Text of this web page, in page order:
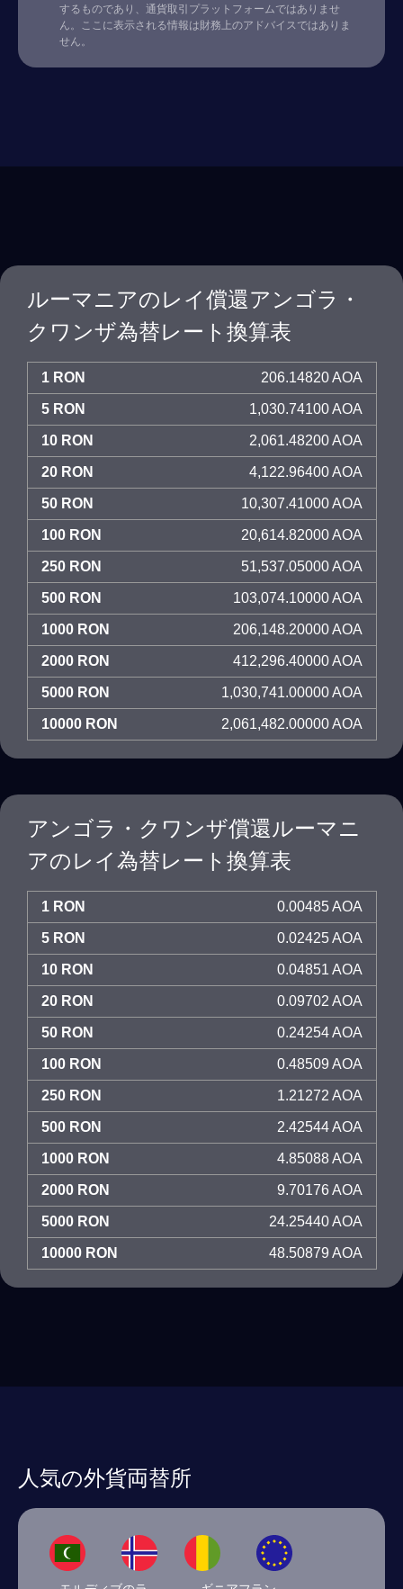
するものであり、通貨取引プラットフォームではありませ
ん。ここに表示される情報は財務上のアドバイスではありま
せん。
ルーマニアのレイ償還アンゴラ・
クワンザ為替レート換算表
1 RON 206.14820 AOA
5 RON 1,030.74100 AOA
10 RON 2,061.48200 AOA
20 RON 4,122.96400 AOA
50 RON 10,307.41000 AOA
100 RON 20,614.82000 AOA
250 RON 51,537.05000 AOA
500 RON 103,074.10000 AOA
1000 RON 206,148.20000 AOA
2000 RON 412,296.40000 AOA
5000 RON 1,030,741.00000 AOA
10000 RON 2,061,482.00000 AOA
アンゴラ・クワンザ償還ルーマニ
アのレイ為替レート換算表
1 RON 0.00485 AOA
5 RON 0.02425 AOA
10 RON 0.04851 AOA
20 RON 0.09702 AOA
50 RON 0.24254 AOA
100 RON 0.48509 AOA
250 RON 1.21272 AOA
500 RON 2.42544 AOA
1000 RON 4.85088 AOA
2000 RON 9.70176 AOA
5000 RON 24.25440 AOA
10000 RON 48.50879 AOA
人気の外貨両替所